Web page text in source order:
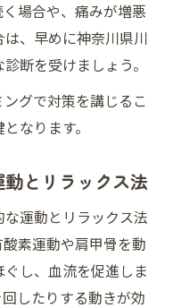
場合や、痛みが増悪
、早めに神奈川県川
断を受けましょう。
グで対策を講じるこ
なります。
とリラックス法
運動とリラックス法
素運動や肩甲骨を動
し、血流を促進しま
したりする動きが効